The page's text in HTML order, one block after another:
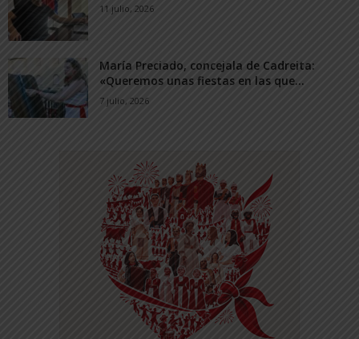
11 julio, 2026
María Preciado, concejala de Cadreita:
«Queremos unas fiestas en las que...
7 julio, 2026